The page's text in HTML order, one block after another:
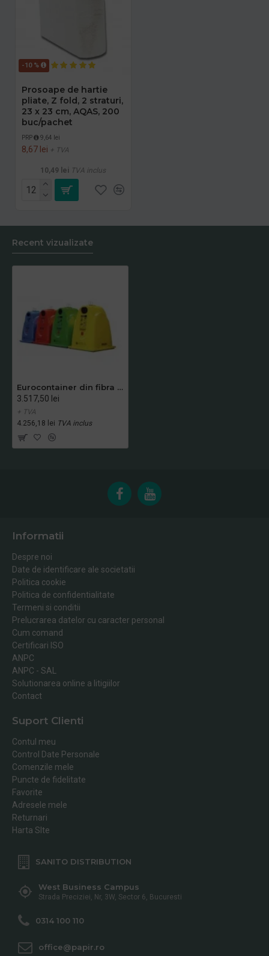
-10 %
Prosoape de hartie
pliate, Z fold, 2 straturi,
23 x 23 cm, AQAS, 200
buc/pachet
PRP 9,64 lei
8,67 lei + TVA
10,49 lei TVA inclus
Recent vizualizate
Eurocontainer din fibra de sticla, rosu
3.517,50 lei
+ TVA
4.256,18 lei TVA inclus
Informatii
Despre noi
Date de identificare ale societatii
Politica cookie
Politica de confidentialitate
Termeni si conditii
Prelucrarea datelor cu caracter personal
Cum comand
Certificari ISO
ANPC
ANPC - SAL
Solutionarea online a litigiilor
Contact
Suport Clienti
Contul meu
Control Date Personale
Comenzile mele
Puncte de fidelitate
Favorite
Adresele mele
Returnari
Harta SIte
SANITO DISTRIBUTION
West Business Campus
Strada Preciziei, Nr, 3W, Sector 6, Bucuresti
0314 100 110
office@papir.ro